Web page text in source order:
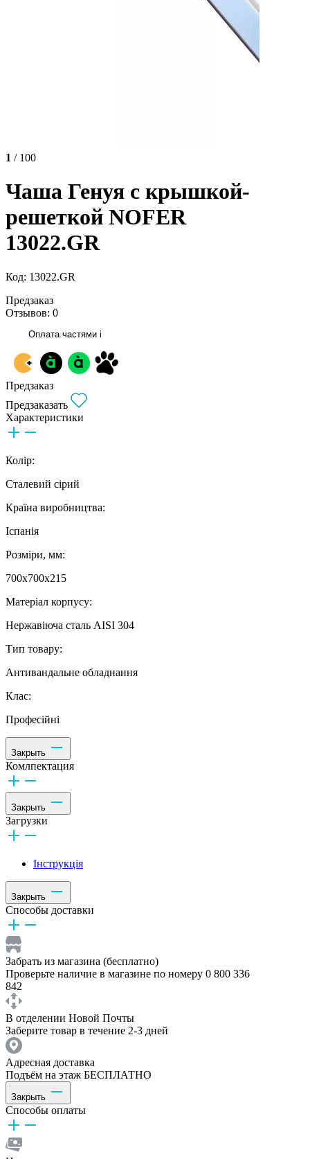
1 / 100
Чаша Генуя с крышкой-
решеткой NOFER
13022.GR
Код: 13022.GR
Предзаказ
Отзывов: 0
Оплата частями i
Предзаказ
Предзаказать
Характеристики
Колір:
Сталевий сірий
Країна виробництва:
Іспанія
Розміри, мм:
700х700х215
Матеріал корпусу:
Нержавіюча сталь AISI 304
Тип товару:
Антивандальне обладнання
Клас:
Професійні
Закрыть
Комлпектация
Закрыть
Загрузки
Інструкція
Закрыть
Способы доставки
Забрать из магазина (бесплатно)
Проверьте наличие в магазине по номеру 0 800 336
842
В отделении Новой Почты
Заберите товар в течение 2-3 дней
Адресная доставка
Подъём на этаж БЕСПЛАТНО
Закрыть
Способы оплаты